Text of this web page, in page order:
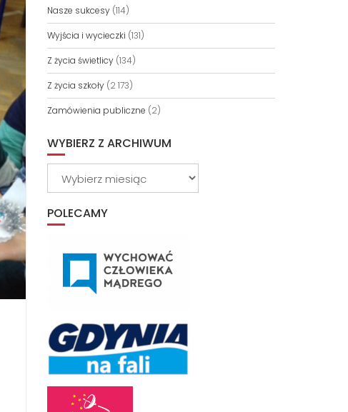
Nasze sukcesy(114)
Wyjścia i wycieczki (131)
Z życia świetlicy(134)
Z życia szkoły(2 173)
Zamówienia publiczne (2)
WYBIERZ Z ARCHIWUM
POLECAMY